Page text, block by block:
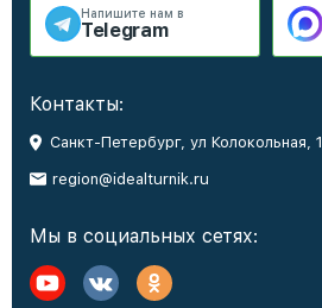
Напишите нам в
Telegram
Контакты:
Санкт-Петербург, ул Колокольная, 1
region@idealturnik.ru
Мы в социальных сетях: